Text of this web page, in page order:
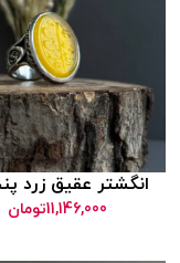
عقیق زرد پنجتن
11,146,000تومان